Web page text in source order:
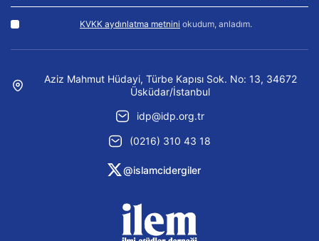
KVKK aydınlatma metnini okudum, anladım.
Aziz Mahmut Hüdayi, Türbe Kapısı Sok. No: 13, 34672
Üsküdar/İstanbul
idp@idp.org.tr
(0216) 310 43 18
@islamcidergiler